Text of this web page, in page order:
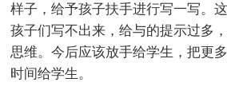
样子，给予孩子扶手进行写一写。
孩子们写不出来，给与的提示过多
思维。今后应该放手给学生，把更
时间给学生。